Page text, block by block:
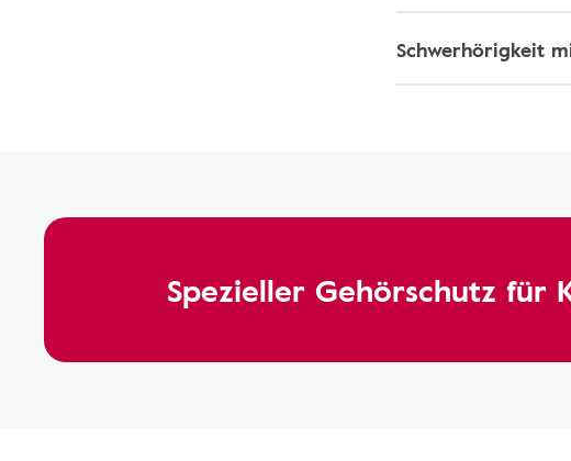
Schwerhörigkeit
Spezieller Gehörschutz für